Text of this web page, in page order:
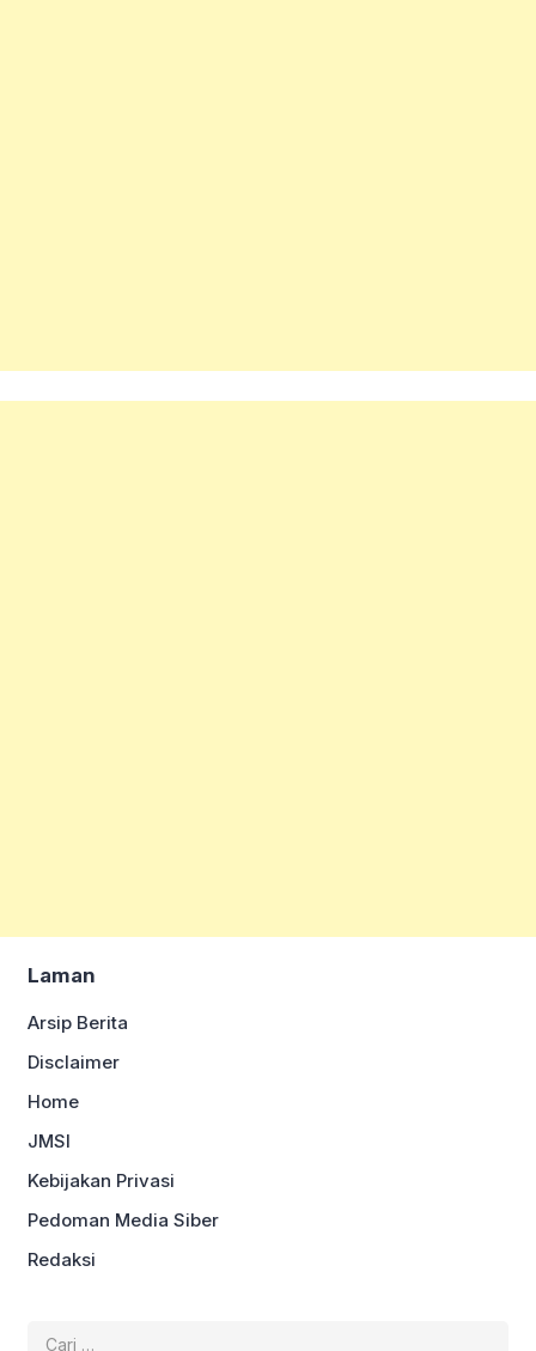
Laman
Arsip Berita
Disclaimer
Home
JMSI
Kebijakan Privasi
Pedoman Media Siber
Redaksi